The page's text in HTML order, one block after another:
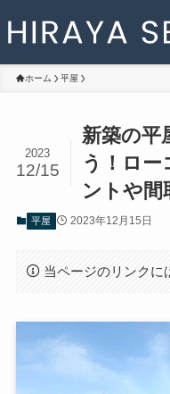
ホーム 平屋
新築の平
う！ロー
ントや間
2023
12/15
平屋 2023年12月15日
当ページのリンクに